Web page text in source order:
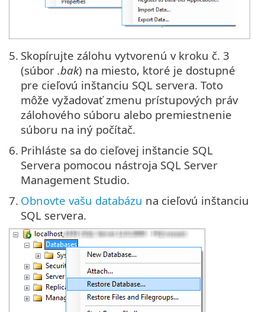
5. Skopírujte zálohu vytvorenú v kroku č. 3
(súbor .bak) na miesto, ktoré je dostupné
pre cieľovú inštanciu SQL servera. Toto
môže vyžadovať zmenu prístupových práv
zálohového súboru alebo premiestnenie
súboru na iný počítač.
6. Prihláste sa do cieľovej inštancie SQL
Servera pomocou nástroja SQL Server
Management Studio.
7. Obnovte vašu databázu na cieľovú inštanciu
SQL servera.